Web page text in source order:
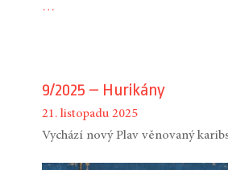
…
9/2025 – Hurikány
21. listopadu 2025
Vychází nový Plav věnovaný